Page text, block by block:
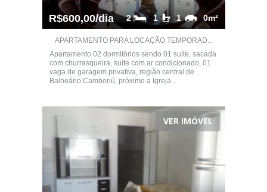
R$600,00/dia 0m²
1
1
2
APARTAMENTO PARA LOCAÇÃO TEMPORAD...
Apartamento 02 dormitórios sendo 01 suíte, sacada
com churrasqueira, suíte com ar condicionado, 01
vaga de garagem privativa, região central de
Balneário Camboriú, próximo a Igreja...
VER IMÓVEL